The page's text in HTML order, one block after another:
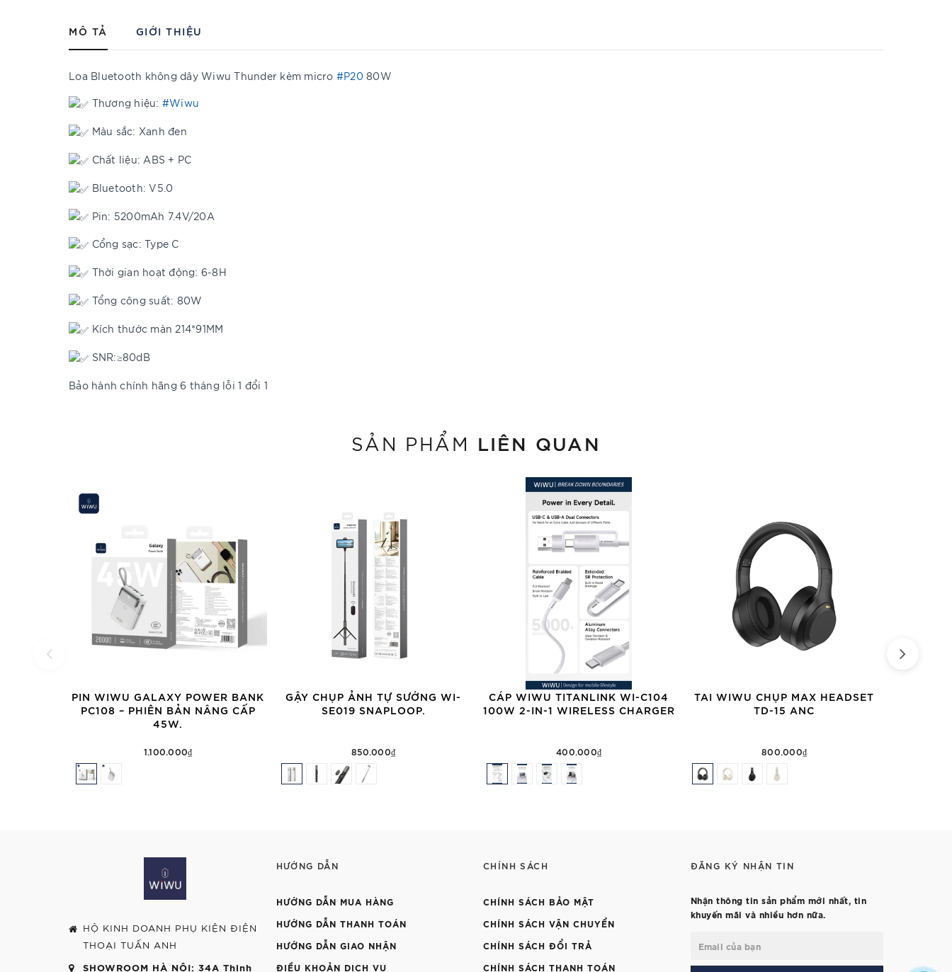
MÔ TẢ GIỚI THIỆU
Loa Bluetooth không dây Wiwu Thunder kèm micro #P2080W
Thương hiệu: #Wiwu
Màu sắc: Xanh đen
Chất liệu: ABS + PC
Bluetooth: V5.0
Pin: 5200mAh 7.4V/20A
Cổng sạc: Type C
Thời gian hoạt động: 6-8H
Tổng công suất: 80W
Kích thước màn 214*91MM
SNR:≥80dB
Bảo hành chính hãng 6 tháng lỗi 1 đổi 1
SẢN PHẨM LIÊN QUAN
PIN WIWU GALAXY POWER BANK
PC108 – PHIÊN BẢN NÂNG CẤP
45W.
1.100.000₫
GẬY CHỤP ẢNH TỰ SƯỚNG WI-
SE019 SNAPLOOP.
850.000₫
CÁP WIWU TITANLINK WI-C104
100W 2-IN-1 WIRELESS CHARGER
400.000₫
TAI WIWU CHỤP MAX HEADSET
TD-15 ANC
800.000₫
HỘ KINH DOANH PHỤ KIỆN ĐIỆN
THOẠI TUẤN ANH
SHOWROOM HÀ NỘI: 34A Thịnh
HƯỚNG DẪN
HƯỚNG DẪN MUA HÀNG
HƯỚNG DẪN THANH TOÁN
HƯỚNG DẪN GIAO NHẬN
ĐIỀU KHOẢN DỊCH VỤ
CHÍNH SÁCH
CHÍNH SÁCH BẢO MẬT
CHÍNH SÁCH VẬN CHUYỂN
CHÍNH SÁCH ĐỔI TRẢ
CHÍNH SÁCH THANH TOÁN
ĐĂNG KÝ NHẬN TIN
Nhận thông tin sản phẩm mới nhất, tin
khuyến mãi và nhiều hơn nữa.